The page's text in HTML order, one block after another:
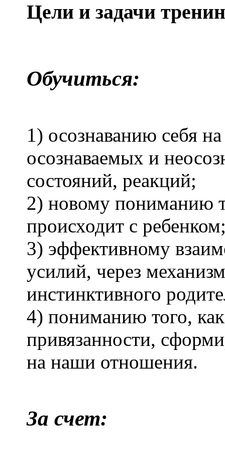
Цели и задачи
Обучиться:
1) осознаванию себя
осознаваемых и
состояний, реакций;
2) новому пониманию
происходит с
3) эффективному
усилий, через
инстинктивного
4) пониманию того,
привязанности,
на наши отношения.
За счет: